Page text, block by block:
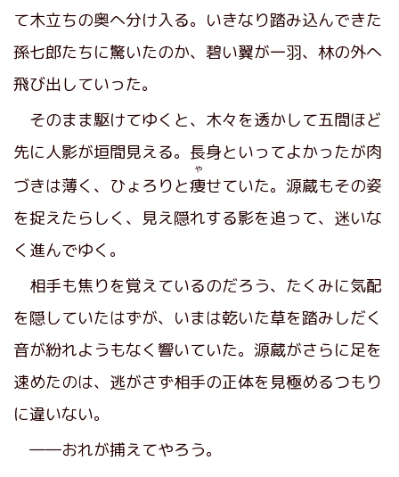
て木立ちの奥へ分け入る。いきなり踏み込んできた
孫七郎たちに驚いたのか、碧い翼が一羽、林の外へ
飛び出していった。
そのまま駆けてゆくと、木々を透かして五間ほど
先に人影が垣間見える。長身といってよかったが肉
づきは薄く、ひょろりと痩
や
せていた。源蔵もその姿
を捉えたらしく、見え隠れする影を追って、迷いな
く進んでゆく。
相手も焦りを覚えているのだろう、たくみに気配
を隠していたはずが、いまは乾いた草を踏みしだく
音が紛れようもなく響いていた。源蔵がさらに足を
速めたのは、逃がさず相手の正体を見極めるつもり
に違いない。
――おれが捕えてやろう。